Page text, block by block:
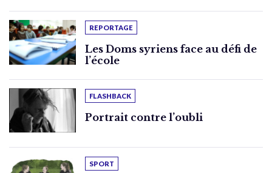
REPORTAGE
Les Doms syriens face au défi de
l’école
FLASHBACK
Portrait contre l’oubli
SPORT